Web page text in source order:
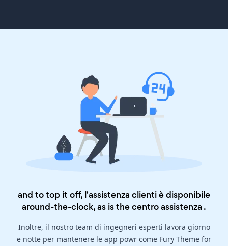
and to top it off, l'assistenza clienti è disponibile
around-the-clock, as is thecentro assistenza .
Inoltre, il nostro team di ingegneri esperti lavora giorno
e notte per mantenere le app powr come Fury Theme for